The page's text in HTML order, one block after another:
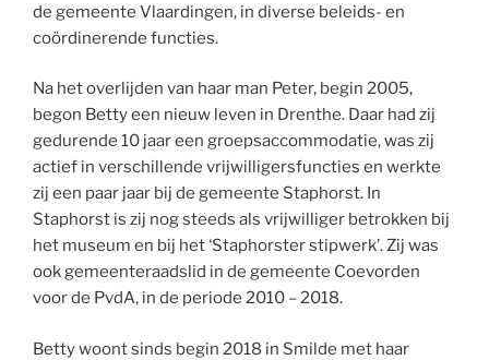
de gemeente Vlaardingen, in diverse beleids- en
coördinerende functies.
Na het overlijden van haar man Peter, begin 2005,
begon Betty een nieuw leven in Drenthe. Daar had zij
gedurende 10 jaar een groepsaccommodatie, was zij
actief in verschillende vrijwilligersfuncties en werkte
zij een paar jaar bij de gemeente Staphorst. In
Staphorst is zij nog steeds als vrijwilliger betrokken bij
het museum en bij het ‘Staphorster stipwerk’. Zij was
ook gemeenteraadslid in de gemeente Coevorden
voor de PvdA, in de periode 2010 – 2018.
Betty woont sinds begin 2018 in Smilde met haar